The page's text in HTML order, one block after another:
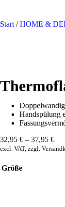
Start /HOME &
Handspülung
32,95 € – 37,95 €
excl. VAT, zzgl.
Größe